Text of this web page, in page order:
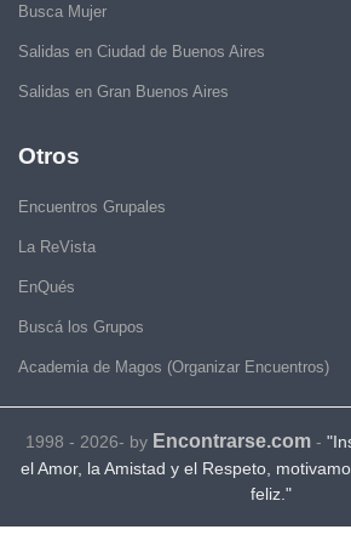
Busca Mujer
Salidas en Ciudad de Buenos Aires
Salidas en Gran Buenos Aires
Otros
Encuentros Grupales
La ReVista
EnQués
Buscá los Grupos
Academia de Magos (Organizar Encuentros)
1998 - 2026- by Encontrarse.com-
el Amor, la Amistad y el Respeto,
feliz."